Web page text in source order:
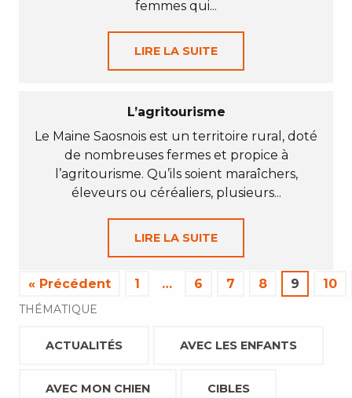
femmes qui...
LIRE LA SUITE
L’agritourisme
Le Maine Saosnois est un territoire rural, doté
de nombreuses fermes et propice à
l’agritourisme. Qu’ils soient maraîchers,
éleveurs ou céréaliers, plusieurs...
LIRE LA SUITE
« Précédent 1 … 6 7 8 9 10
THÉMATIQUE
ACTUALITÉS AVEC LES ENFANTS
AVEC MON CHIEN CIBLES